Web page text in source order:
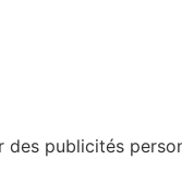
publicités